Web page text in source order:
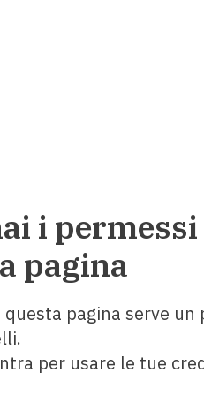
i
pagina
questa pagina serve un
per usare le tue